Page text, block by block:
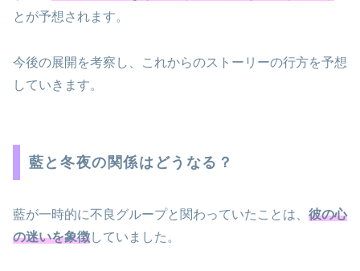
とが予想されます。
今後の展開を考察し、これからのストーリーの行方を予想
していきます。
藍と冬夜の関係はどうなる？
藍が一時的に不良グループと関わっていたことは、 彼の心
の迷いを象徴していました。